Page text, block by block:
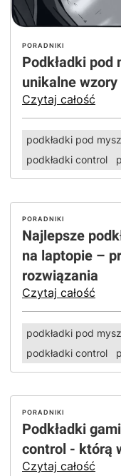
PORADNIKI
Podkładki
unikalne
Czytaj całość
podkładki pod mysz
podkładki control
PORADNIKI
Najlepsze
na laptopie –
rozwiązania
Czytaj całość
podkładki pod mysz
podkładki control
PORADNIKI
Podkładki
control - którą
Czytaj całość